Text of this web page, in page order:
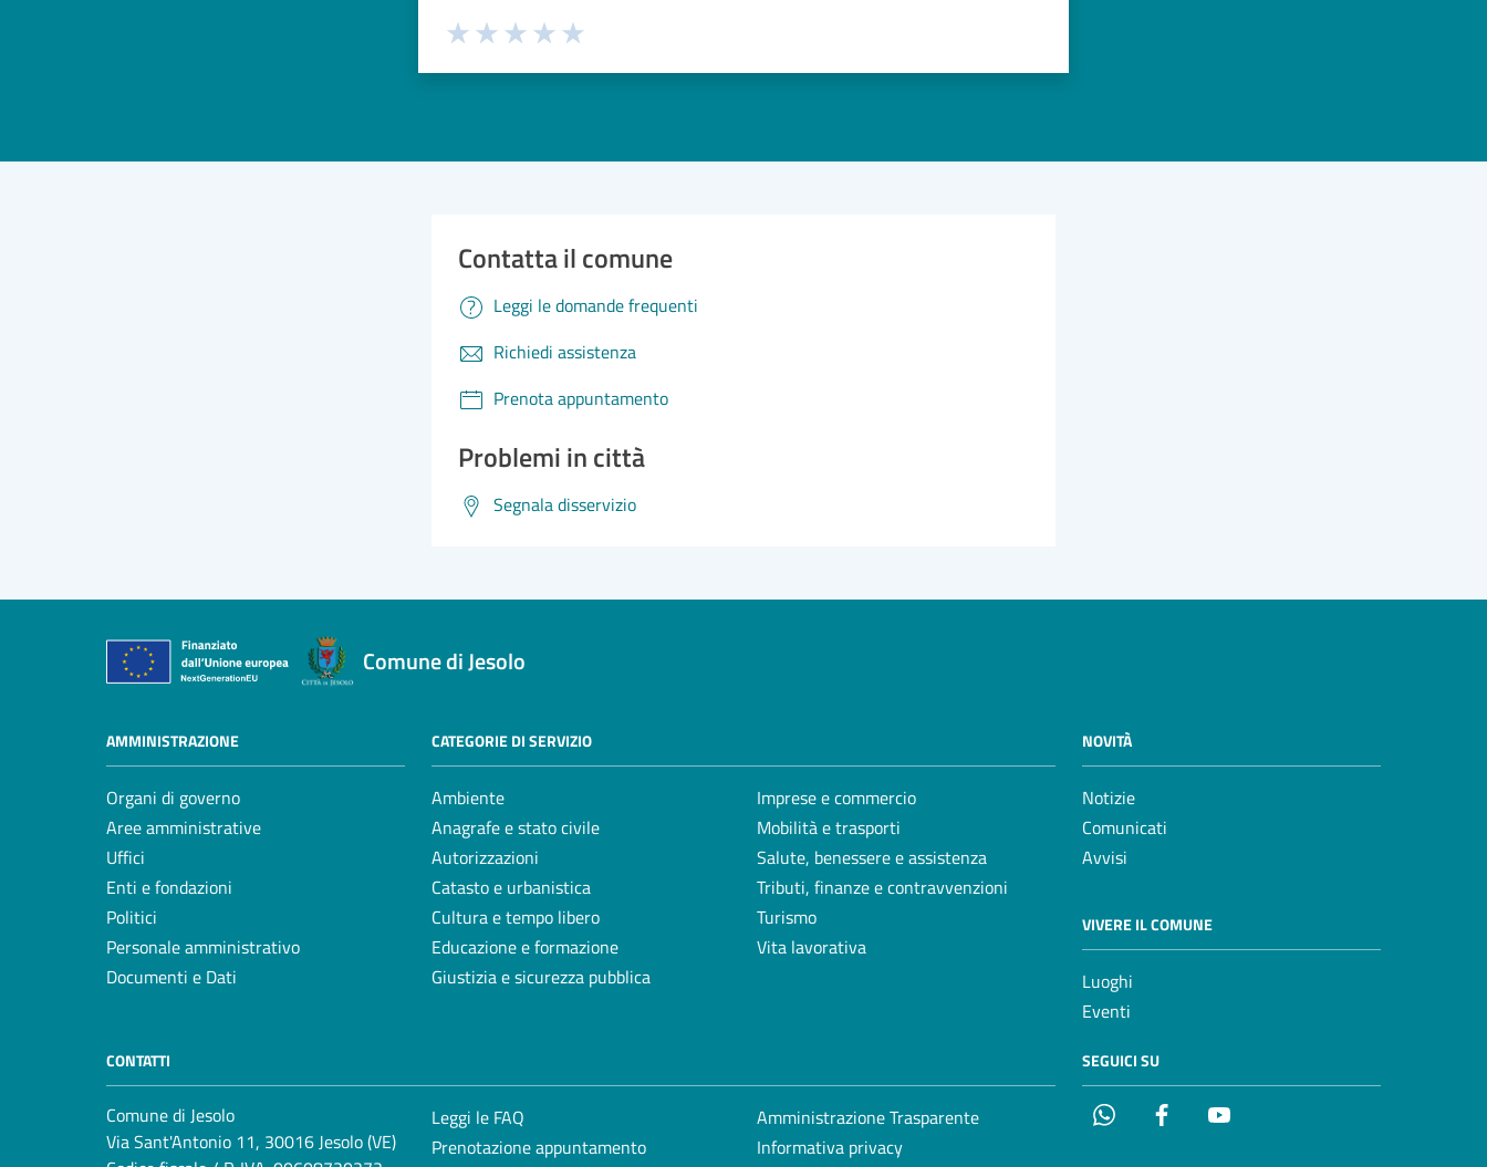
Contatta il comune
Leggi le domande frequenti
Richiedi assistenza
Prenota appuntamento
Problemi in città
Segnala disservizio
Comune di Jesolo
AMMINISTRAZIONE
Organi di governo
Aree amministrative
Uffici
Enti e fondazioni
Politici
Personale amministrativo
Documenti e Dati
CATEGORIE DI SERVIZIO
Ambiente
Anagrafe e stato civile
Autorizzazioni
Catasto e urbanistica
Cultura e tempo libero
Educazione e formazione
Giustizia e sicurezza pubblica
Imprese e commercio
Mobilità e trasporti
Salute, benessere e assistenza
Tributi, finanze e contravvenzioni
Turismo
Vita lavorativa
NOVITÀ
Notizie
Comunicati
Avvisi
VIVERE IL COMUNE
Luoghi
Eventi
CONTATTI
Comune di Jesolo
Via Sant'Antonio 11, 30016 Jesolo (VE)
Leggi le FAQ
Prenotazione appuntamento
Amministrazione Trasparente
Informativa privacy
SEGUICI SU
Whatsapp Facebook